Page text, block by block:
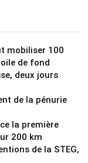
mobiliser 100
de fond
deux jours
de la pénurie
la première
200 km
de la STEG,